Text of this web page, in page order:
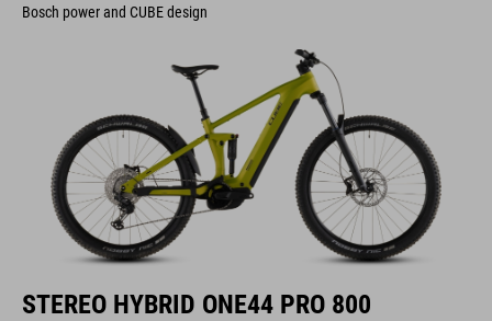
Bosch power and CUBE design
STEREO HYBRID ONE44 PRO 800